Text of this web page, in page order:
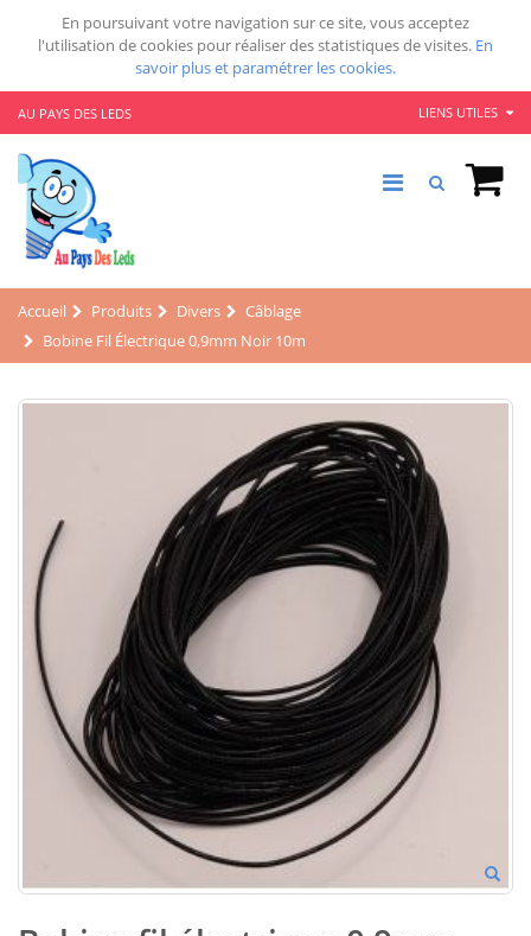
En poursuivant votre navigation sur ce site, vous acceptez
l'utilisation de cookies pour réaliser des statistiques de visites. En
savoir plus et paramétrer les cookies.
AU PAYS DES LEDS LIENS UTILES
Accueil Produits Divers
Câblage
Bobine Fil Électrique 0,9mm Noir 10m